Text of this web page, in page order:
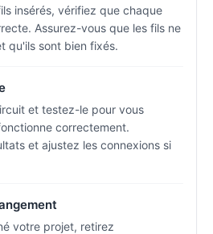
insérés, vérifiez que chaque
Assurez-vous que les fils ne
qu'ils sont bien fixés.
et testez-le pour vous
correctement.
et ajustez les connexions si
votre projet, retirez